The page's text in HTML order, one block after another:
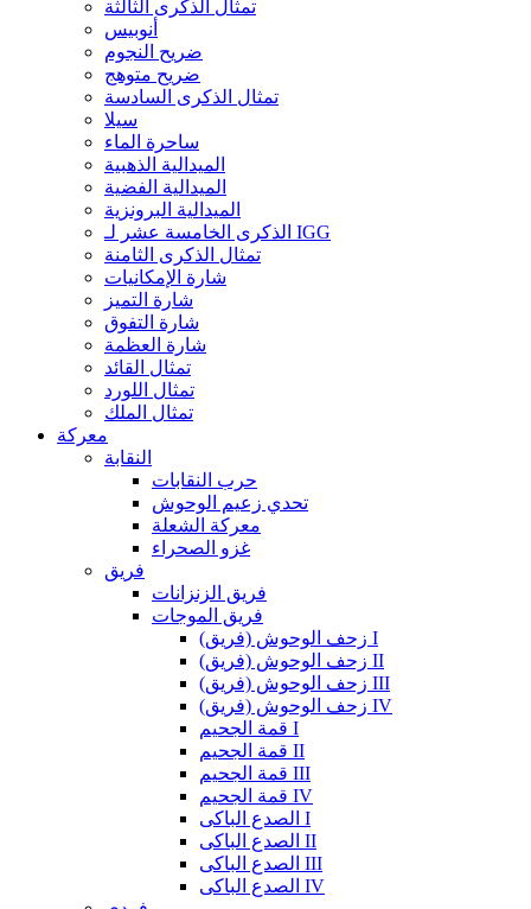
تمثال الذكرى الثالثة
أنوبيس
ضريح النجوم
ضريح متوهج
تمثال الذكرى السادسة
سيلا
ساحرة الماء
الميدالية الذهبية
الميدالية الفضية
الميدالية البرونزية
الذكرى الخامسة عشر لـ IGG
تمثال الذكرى الثامنة
شارة الإمكانيات
شارة التميز
شارة التفوق
شارة العظمة
تمثال القائد
تمثال اللورد
تمثال الملك
معركة
النقابة
حرب النقابات
تحدي زعيم الوحوش
معركة الشعلة
غزو الصحراء
فريق
فريق الزنزانات
فريق الموجات
زحف الوحوش (فريق) I
زحف الوحوش (فريق) II
زحف الوحوش (فريق) III
زحف الوحوش (فريق) IV
قمة الجحيم I
قمة الجحيم II
قمة الجحيم III
قمة الجحيم IV
الصدع الباكى I
الصدع الباكى II
الصدع الباكى III
الصدع الباكى IV